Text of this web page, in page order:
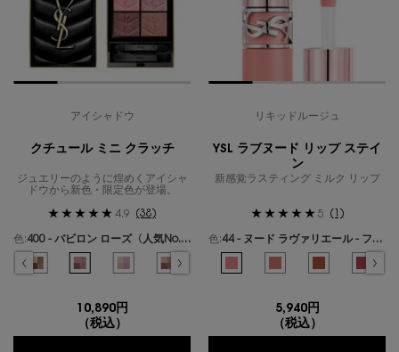
アイシャドウ
クチュール ミニ クラッチ
ジュエリーのように煌めくアイシャ
ドウから新色・限定色が登場。
4.9 (38)
色:
400 - バビロン ローズ〈人気No.1〉
色を選択してください
{1} の場合
のカラー クチュール ミニ クラッチ、1/19
ズ ドリーム のカラー クチュール ミニ クラッチ、2/19
択済み
- カスバ スパイシーズ のカラー クチュール ミニ クラッチ、3/19
選択済み
310 - エキゾチック ミラージュ のカラー クチュール ミニ クラッチ、4/19
400 - バビロン ローズ〈人気No.1〉 のカラー クチュール ミニ ク
選択済み
410 - フォービドゥン ウィスパー のカラー クチュール
選択済み
500 - メディナ グロウ のカラー クチュール ミ
600 - スポンティーニ リリー のカラ
700 - オーバー ノアール の
710 - オーバー ブ
選択済み
720 - キャ
10,890円
（税込）
リキッドルージュ
YSL ラブヌード リップ ステイ
ン
新感覚ラスティング ミルク リップ
5 (1)
色:
44 - ヌード ラヴァリエール - フレンチモードなミルキーピンク -
色を選択してください
{1} の場合
44 - ヌード ラヴァリエール - フ
1 - アンドレスド ピンク
610 - ヌード チ
選択済
530 -
5,940円
（税込）